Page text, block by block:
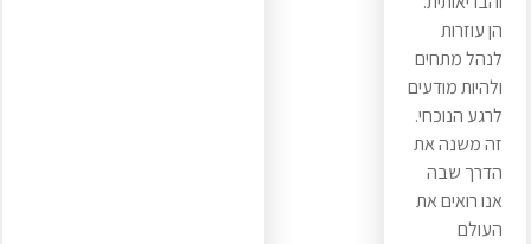
הן עוזרות
לנהל מתחים
ולהיות מודעים
לרגע הנוכחי.
זה משנה את
הדרך שבה
אנו רואים את
העולם